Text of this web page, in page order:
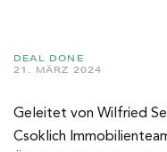
DEAL DONE
21. MÄRZ 2024
Geleitet von Wilfried
Csoklich